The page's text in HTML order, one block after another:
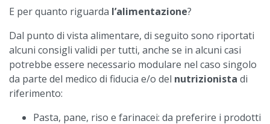
E per quanto riguarda l’alimentazione?
Dal punto di vista alimentare, di seguito sono riportati
alcuni consigli validi per tutti, anche se in alcuni casi
potrebbe essere necessario modulare nel caso singolo
da parte del medico di fiducia e/o del nutrizionista di
riferimento:
Pasta, pane, riso e farinacei: da preferire i prodotti